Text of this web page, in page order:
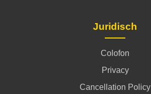
Juridisch
Colofon
Privacy
Cancellation Policy